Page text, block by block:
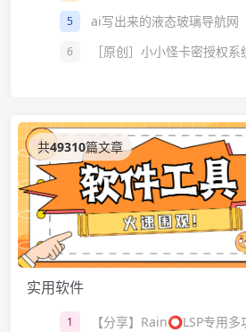
5
ai写出来的液态玻璃导航网
6
［原创］小小怪卡密授权
共49310篇文章
实用软件
1